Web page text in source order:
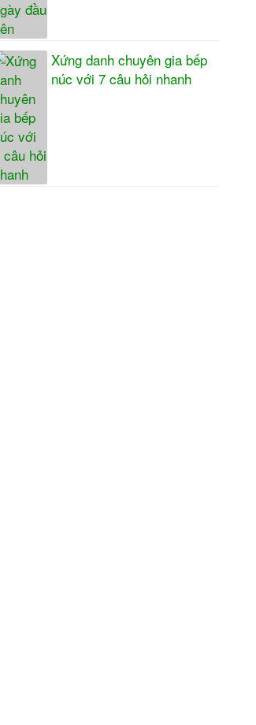
Xứng danh chuyên gia bếp
núc với 7 câu hỏi nhanh